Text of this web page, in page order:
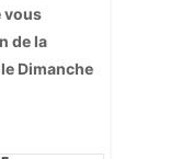
vous
de la
Dimanche